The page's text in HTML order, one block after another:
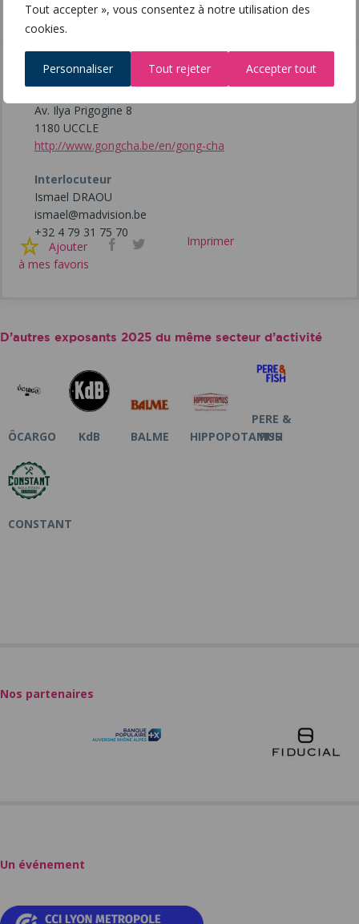
Tout accepter », vous consentez à notre utilisation des
cookies.
Personnaliser Tout rejeter Accepter tout
Siège social
Av. Ilya Prigogine 8
1180 UCCLE
http://www.gongcha.be/en/gong-cha
Interlocuteur
Ismael DRAOU
ismael@madvision.be
+32 4 79 31 75 70
Ajouter
à mes favoris
Facebook Imprimer
D’autres exposants 2025 du même secteur d’activité
ÔCARGO KdB BALME HIPPOPOTAMUS
PERE &
FISH
CONSTANT
Nos partenaires
Un événement